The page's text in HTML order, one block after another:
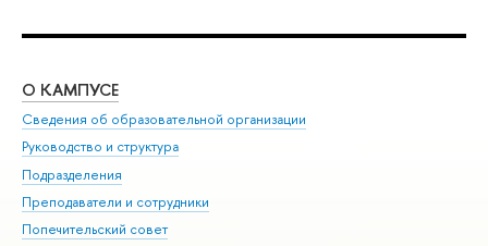
О КАМПУСЕ
Сведения об образовательной организации
Руководство и структура
Подразделения
Преподаватели и сотрудники
Попечительский совет